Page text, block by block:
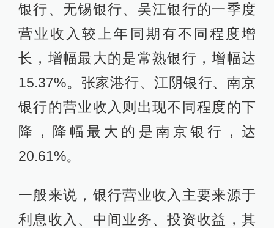
银行、无锡银行、吴江银行的一季度
营业收入较上年同期有不同程度增
长，增幅最大的是常熟银行，增幅达
15.37%。张家港行、江阴银行、南京
银行的营业收入则出现不同程度的下
降，降幅最大的是南京银行，达
20.61%。
一般来说，银行营业收入主要来源于
利息收入、中间业务、投资收益，其